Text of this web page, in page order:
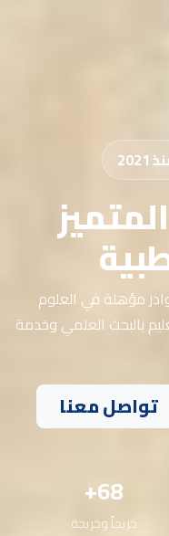
مؤهلة في العلوم
بالبحث العلمي وخدمة
تواصل معنا
68+
خريجاً وخريجة